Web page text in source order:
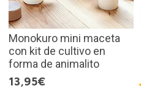
Monokuro mini maceta
con kit de cultivo en
forma de animalito
13,95€